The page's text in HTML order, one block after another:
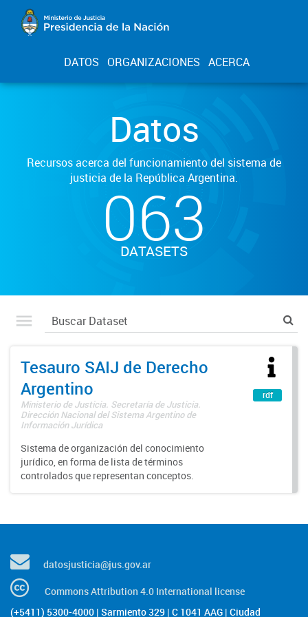
DATOS ORGANIZACIONES ACERCA
Datos
Recursos acerca del funcionamiento del sistema de
justicia de la República Argentina.
063
DATASETS
Tesauro SAIJ de Derecho
Argentino
Ministerio de Justicia. Secretaría de Justicia.
Dirección Nacional del Sistema Argentino de
Información Jurídica
Sistema de organización del conocimiento
jurídico, en forma de lista de términos
controlados que representan conceptos.
rdf
datosjusticia@jus.gov.ar
Commons Attribution 4.0 International license
(+5411) 5300-4000 | Sarmiento 329 | C 1041 AAG | Ciudad